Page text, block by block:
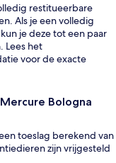
restitueerbare
Als je een volledig
je deze tot een paar
Lees het
voor de exacte
Bologna
toeslag berekend van
zijn vrijgesteld